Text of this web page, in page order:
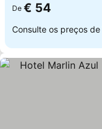
De € 54
Consulte os preços de